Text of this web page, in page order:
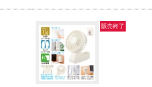
販売終了